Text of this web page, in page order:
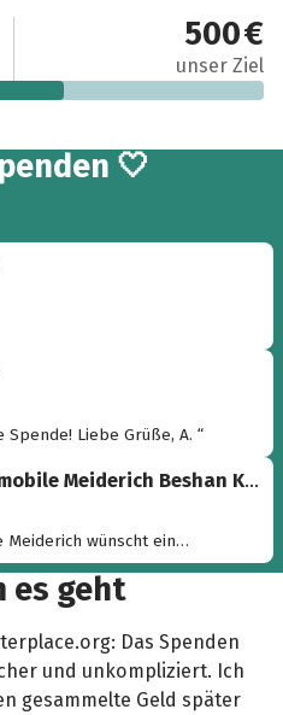
500 €
unser Ziel
🤍
Spende! Liebe Grüße, A. “
Meiderich Beshan Kooy
Meiderich wünscht ein
Rennen! “
es geht
Das Spenden
und unkompliziert. Ich
gesammelte Geld später